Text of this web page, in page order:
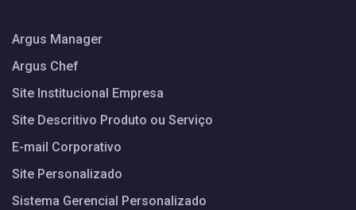
Argus Manager
Argus Chef
Site Institucional Empresa
Site Descritivo Produto ou Serviço
E-mail Corporativo
Site Personalizado
Sistema Gerencial Personalizado